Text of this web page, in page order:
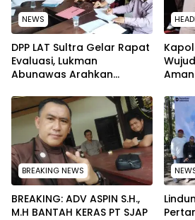
NEWS
‎DPP LAT Sultra Gelar Rapat
Evaluasi, Lukman
Abunawas Arahkan
Secara Rutin dan
Menyeluruh
BREAKING NEWS
BREAKING: ADV ASPIN S.H.,
M.H BANTAH KERAS PT SJAP